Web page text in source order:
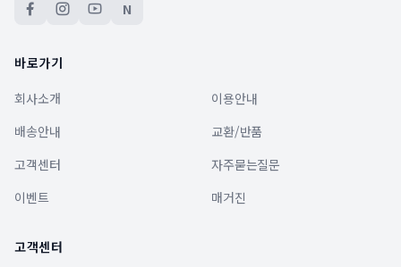
N
바로가기
회사소개
이용안내
배송안내
교환/반품
고객센터
자주묻는질문
이벤트
매거진
고객센터